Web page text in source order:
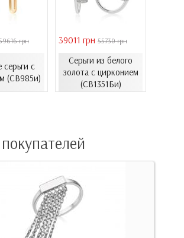
грн
серьги с
(СВ985и)
39011 грн 55730 грн
Серьги из белого
золота с цирконием
(СВ1351Би)